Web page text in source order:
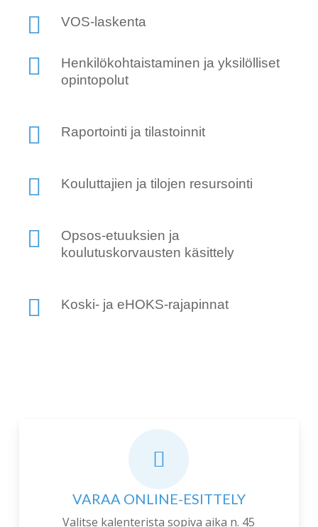
VOS-laskenta
Henkilökohtaistaminen ja yksilölliset
opintopolut
Raportointi ja tilastoinnit
Kouluttajien ja tilojen resursointi
Opsos-etuuksien ja
koulutuskorvausten käsittely
Koski- ja eHOKS-rajapinnat
VARAA ONLINE-ESITTELY
Valitse kalenterista sopiva aika n. 45